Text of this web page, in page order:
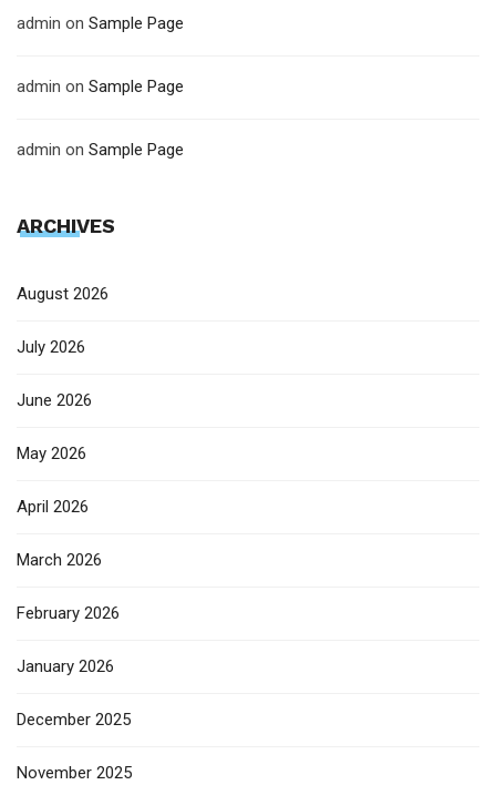
admin on Sample Page
admin on Sample Page
admin on Sample Page
ARCHIVES
August 2026
July 2026
June 2026
May 2026
April 2026
March 2026
February 2026
January 2026
December 2025
November 2025